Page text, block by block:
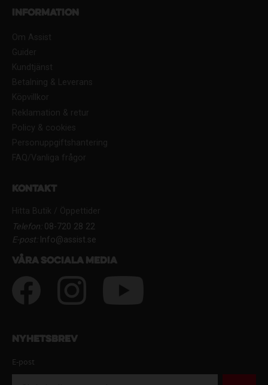
Information
Om Assist
Guider
Kundtjänst
Betalning & Leverans
Köpvillkor
Reklamation & retur
Policy & cookies
Personuppgiftshantering
FAQ/Vanliga frågor
Kontakt
Hitta Butik / Öppettider
Telefon:08-720 28 22
E-post:Info@assist.se
Våra sociala media
Nyhetsbrev
E-post